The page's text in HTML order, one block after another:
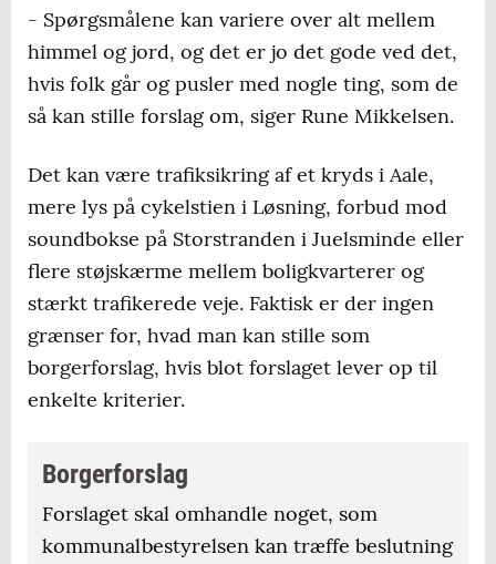
- Spørgsmålene kan variere over alt mellem
himmel og jord, og det er jo det gode ved det,
hvis folk går og pusler med nogle ting, som de
så kan stille forslag om, siger Rune Mikkelsen.
Det kan være trafiksikring af et kryds i Aale,
mere lys på cykelstien i Løsning, forbud mod
soundbokse på Storstranden i Juelsminde eller
flere støjskærme mellem boligkvarterer og
stærkt trafikerede veje. Faktisk er der ingen
grænser for, hvad man kan stille som
borgerforslag, hvis blot forslaget lever op til
enkelte kriterier.
Borgerforslag
Forslaget skal omhandle noget, som
kommunalbestyrelsen kan træffe beslutning